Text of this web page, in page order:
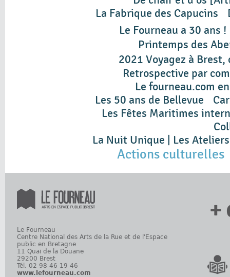
La Fabrique des Capucins
Le Fourneau a 30 ans !
Printemps des
2021 Voyagez à Brest,
Retrospective par
Le fourneau.com
Les 50 ans de Bellevue
Les Fêtes Maritimes
La Nuit Unique | Les
Actions culturelles
Le Fourneau
Centre National des Arts de la Rue et de l'Espace
public en Bretagne
11 Quai de la Douane
29200 Brest
Tél. 02 98 46 19 46
www.lefourneau.com
+